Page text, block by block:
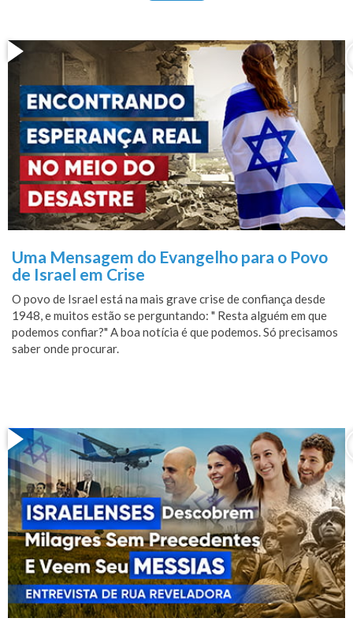
Uma Mensagem do Evangelho para o Povo
de Israel em Crise
O povo de Israel está na mais grave crise de confiança desde
1948, e muitos estão se perguntando: " Resta alguém em que
podemos confiar?" A boa notícia é que podemos. Só precisamos
saber onde procurar.